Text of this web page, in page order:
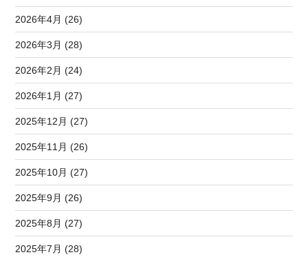
2026年4月 (26)
2026年3月 (28)
2026年2月 (24)
2026年1月 (27)
2025年12月 (27)
2025年11月 (26)
2025年10月 (27)
2025年9月 (26)
2025年8月 (27)
2025年7月 (28)